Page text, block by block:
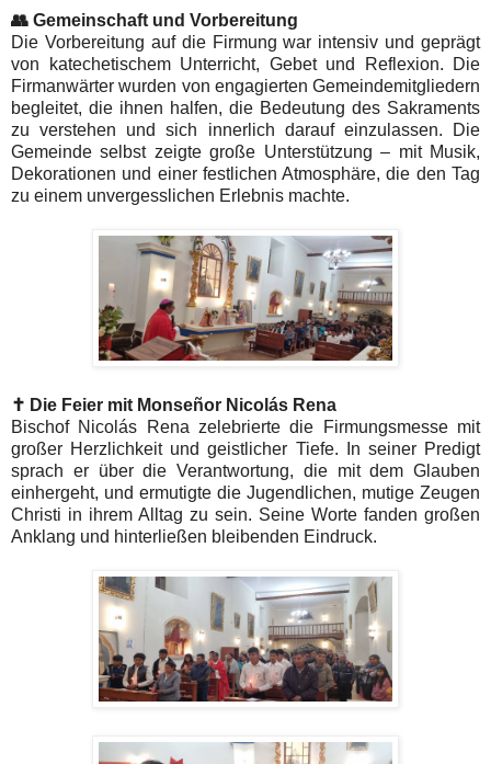
👥 Gemeinschaft und Vorbereitung
Die Vorbereitung auf die Firmung war intensiv und geprägt
von katechetischem Unterricht, Gebet und Reflexion. Die
Firmanwärter wurden von engagierten Gemeindemitgliedern
begleitet, die ihnen halfen, die Bedeutung des Sakraments
zu verstehen und sich innerlich darauf einzulassen. Die
Gemeinde selbst zeigte große Unterstützung – mit Musik,
Dekorationen und einer festlichen Atmosphäre, die den Tag
zu einem unvergesslichen Erlebnis machte.
✝️ Die Feier mit Monseñor Nicolás Rena
Bischof Nicolás Rena zelebrierte die Firmungsmesse mit
großer Herzlichkeit und geistlicher Tiefe. In seiner Predigt
sprach er über die Verantwortung, die mit dem Glauben
einhergeht, und ermutigte die Jugendlichen, mutige Zeugen
Christi in ihrem Alltag zu sein. Seine Worte fanden großen
Anklang und hinterließen bleibenden Eindruck.